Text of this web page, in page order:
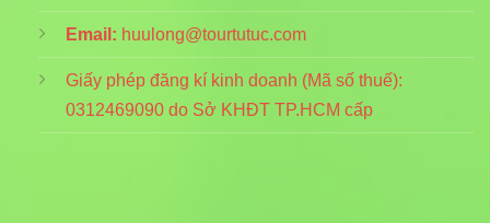
Email: huulong@tourtutuc.com
Giấy phép đăng kí kinh doanh (Mã số thuế):
0312469090 do Sở KHĐT TP.HCM cấp